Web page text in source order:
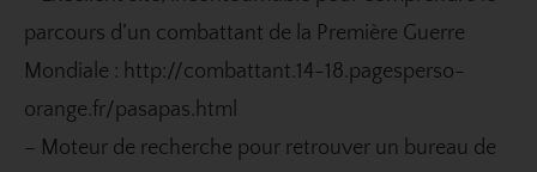
parcours d’un combattant de la Première Guerre
Mondiale : http://combattant.14-18.pagesperso-
orange.fr/pasapas.html
– Moteur de recherche pour retrouver un bureau de